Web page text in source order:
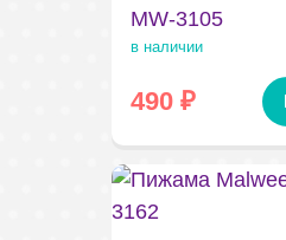
MW-3105
в наличии
490₽